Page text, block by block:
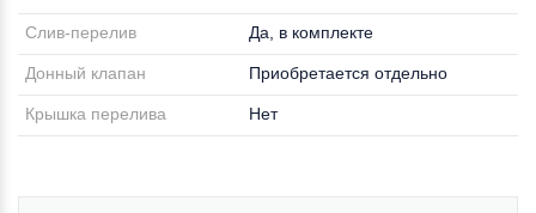
Слив-перелив Да, в комплекте
Донный клапан Приобретается отдельно
Крышка перелива Нет